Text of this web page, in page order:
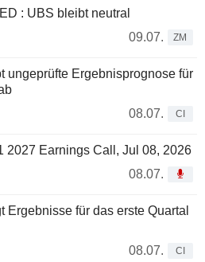
: UBS bleibt neutral
09.07.
ZM
ungeprüfte Ergebnisprognose für
08.07.
CI
2027 Earnings Call, Jul 08, 2026
08.07.
Ergebnisse für das erste Quartal
08.07.
CI